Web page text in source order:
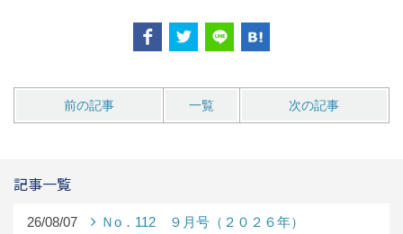
前の記事 一覧 次の記事
記事一覧
26/08/07 Ｎo．112 ９月号（２０２６年）